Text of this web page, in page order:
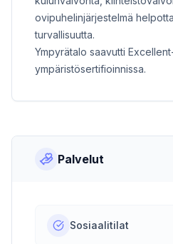
ovipuhelinjärjestelmä
turvallisuutta.
Ympyrätalo saavutti
ympäristösertifioinnissa.
Palvelut
Sosiaalitilat